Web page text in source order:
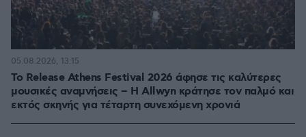
Το Release Athens Festival 2026 άφησε τις καλύτερες
μουσικές αναμνήσεις – Η Allwyn κράτησε τον παλμό και
εκτός σκηνής για τέταρτη συνεχόμενη χρονιά
05.08.2026, 13:15